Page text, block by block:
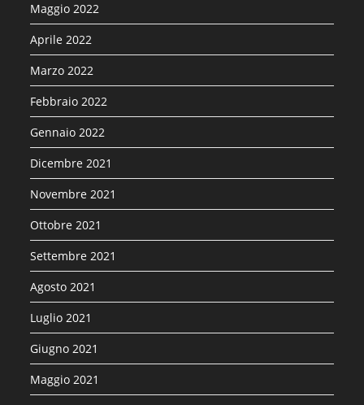
Maggio 2022
Aprile 2022
Marzo 2022
Febbraio 2022
Gennaio 2022
Dicembre 2021
Novembre 2021
Ottobre 2021
Settembre 2021
Agosto 2021
Luglio 2021
Giugno 2021
Maggio 2021